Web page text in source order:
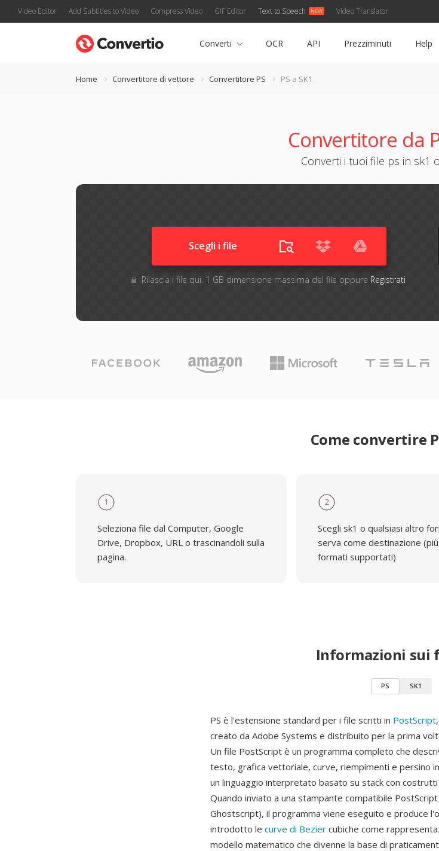
Video Editor Add Subtitles to Video Compress Video GIF Editor Text to Speech Video Translator
Converti OCR API Prezziminuti Help
Home Convertitore di vettore Convertitore PS PS a SK1
Convertitore da
Converti i tuoi file ps in sk1
Scegli i file
Rilascia i file qui. 1 GB dimensione massima del file oppure Registrati
Come convertire
1
Seleziona file dal Computer, Google
Drive, Dropbox, URL o trascinandoli sulla
pagina.
2
Scegli sk1 o qualsiasi altro
serva come destinazione
formati supportati)
Informazioni sui
PS SK1
PS è l'estensione standard per i file scritti in PostScript
creato da Adobe Systems e distribuito per la prima
Un file PostScript è un programma completo che
testo, grafica vettoriale, curve, riempimenti e persino
un linguaggio interpretato basato su stack con
Quando inviato a una stampante compatibile
Ghostscript), il programma viene eseguito e produce
introdotto le curve di Bezier cubiche come
modello matematico che divenne la base di